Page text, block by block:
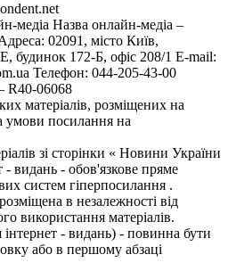
медіа Назва онлайн-медіа –
02091, місто Київ,
172-Б, офіс 208/1 E-mail:
Телефон: 044-205-43-00
R40-06068
матеріалів, розміщених на
умови посилання на
зі сторінки « Новини України
- видань - обов'язкове пряме
систем гіперпосилання .
в незалежності від
використання матеріалів.
- видань) - повинна бути
або в першому абзаці